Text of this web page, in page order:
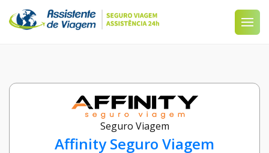
Seguro Viagem
Affinity Seguro Viagem